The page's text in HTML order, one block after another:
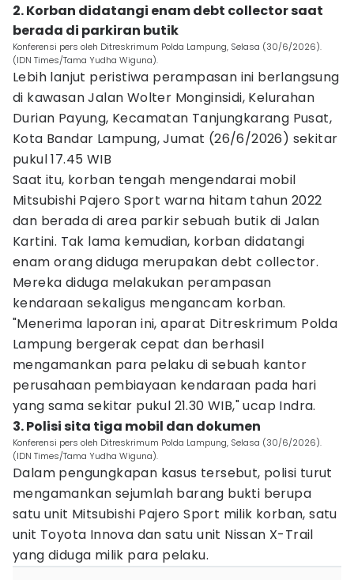
2. Korban didatangi enam debt collector saat
berada di parkiran butik
Konferensi pers oleh Ditreskrimum Polda Lampung, Selasa (30/6/2026).
(IDN Times/Tama Yudha Wiguna).
Lebih lanjut peristiwa perampasan ini berlangsung
di kawasan Jalan Wolter Monginsidi, Kelurahan
Durian Payung, Kecamatan Tanjungkarang Pusat,
Kota Bandar Lampung, Jumat (26/6/2026) sekitar
pukul 17.45 WIB
Saat itu, korban tengah mengendarai mobil
Mitsubishi Pajero Sport warna hitam tahun 2022
dan berada di area parkir sebuah butik di Jalan
Kartini. Tak lama kemudian, korban didatangi
enam orang diduga merupakan debt collector.
Mereka diduga melakukan perampasan
kendaraan sekaligus mengancam korban.
"Menerima laporan ini, aparat Ditreskrimum Polda
Lampung bergerak cepat dan berhasil
mengamankan para pelaku di sebuah kantor
perusahaan pembiayaan kendaraan pada hari
yang sama sekitar pukul 21.30 WIB," ucap Indra.
3. Polisi sita tiga mobil dan dokumen
Konferensi pers oleh Ditreskrimum Polda Lampung, Selasa (30/6/2026).
(IDN Times/Tama Yudha Wiguna).
Dalam pengungkapan kasus tersebut, polisi turut
mengamankan sejumlah barang bukti berupa
satu unit Mitsubishi Pajero Sport milik korban, satu
unit Toyota Innova dan satu unit Nissan X-Trail
yang diduga milik para pelaku.